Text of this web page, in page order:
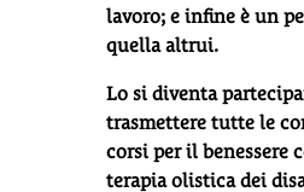
lavoro; e infine è un
quella altrui.
Lo si diventa
trasmettere tutte le
corsi per il benessere
terapia olistica dei